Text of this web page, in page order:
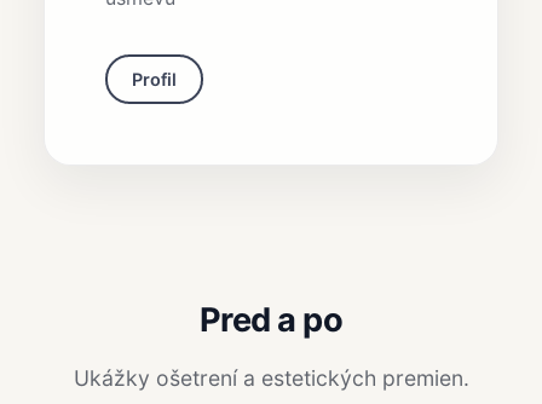
Profil
Pred a po
Ukážky ošetrení a estetických premien.